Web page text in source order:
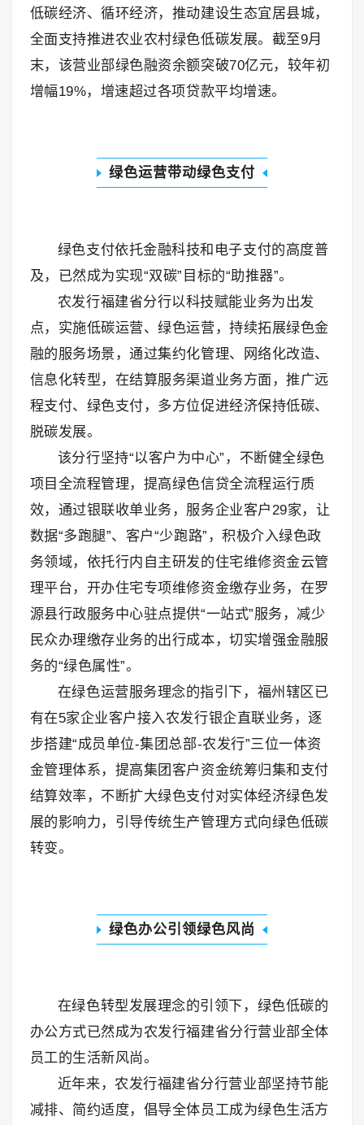
低碳经济、循环经济，推动建设生态宜居县城，
全面支持推进农业农村绿色低碳发展。截至9月
末，该营业部绿色融资余额突破70亿元，较年初
增幅19%，增速超过各项贷款平均增速。
绿色运营带动绿色支付
绿色支付依托金融科技和电子支付的高度普
及，已然成为实现“双碳”目标的“助推器”。
农发行福建省分行以科技赋能业务为出发
点，实施低碳运营、绿色运营，持续拓展绿色金
融的服务场景，通过集约化管理、网络化改造、
信息化转型，在结算服务渠道业务方面，推广远
程支付、绿色支付，多方位促进经济保持低碳、
脱碳发展。
该分行坚持“以客户为中心”，不断健全绿色
项目全流程管理，提高绿色信贷全流程运行质
效，通过银联收单业务，服务企业客户29家，让
数据“多跑腿”、客户“少跑路”，积极介入绿色政
务领域，依托行内自主研发的住宅维修资金云管
理平台，开办住宅专项维修资金缴存业务，在罗
源县行政服务中心驻点提供“一站式”服务，减少
民众办理缴存业务的出行成本，切实增强金融服
务的“绿色属性”。
在绿色运营服务理念的指引下，福州辖区已
有在5家企业客户接入农发行银企直联业务，逐
步搭建“成员单位-集团总部-农发行”三位一体资
金管理体系，提高集团客户资金统筹归集和支付
结算效率，不断扩大绿色支付对实体经济绿色发
展的影响力，引导传统生产管理方式向绿色低碳
转变。
绿色办公引领绿色风尚
在绿色转型发展理念的引领下，绿色低碳的
办公方式已然成为农发行福建省分行营业部全体
员工的生活新风尚。
近年来，农发行福建省分行营业部坚持节能
减排、简约适度，倡导全体员工成为绿色生活方